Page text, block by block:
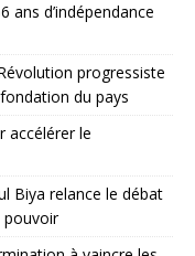
ans d’indépendance
progressiste
du pays
accélérer le
Biya relance le débat
pouvoir